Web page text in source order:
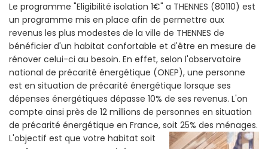
Le programme "Eligibilité isolation 1€" a THENNES (80110) est
un programme mis en place afin de permettre aux
revenus les plus modestes de la ville de THENNES de
bénéficier d'un habitat confortable et d'être en mesure de
rénover celui-ci au besoin. En effet, selon l'observatoire
national de précarité énergétique (ONEP), une personne
est en situation de précarité énergétique lorsque ses
dépenses énergétiques dépasse 10% de ses revenus. L'on
compte ainsi près de 12 millions de personnes en situation
de précarité énergétique en France, soit 25% des ménages.
L'objectif est que votre habitat soit